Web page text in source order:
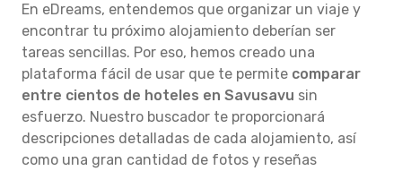
En eDreams, entendemos que organizar un viaje y
encontrar tu próximo alojamiento deberían ser
tareas sencillas. Por eso, hemos creado una
plataforma fácil de usar que te permite comparar
entre cientos de hoteles en Savusavu sin
esfuerzo. Nuestro buscador te proporcionará
descripciones detalladas de cada alojamiento, así
como una gran cantidad de fotos y reseñas